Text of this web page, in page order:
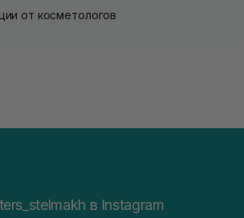
от косметологов
в Instagram